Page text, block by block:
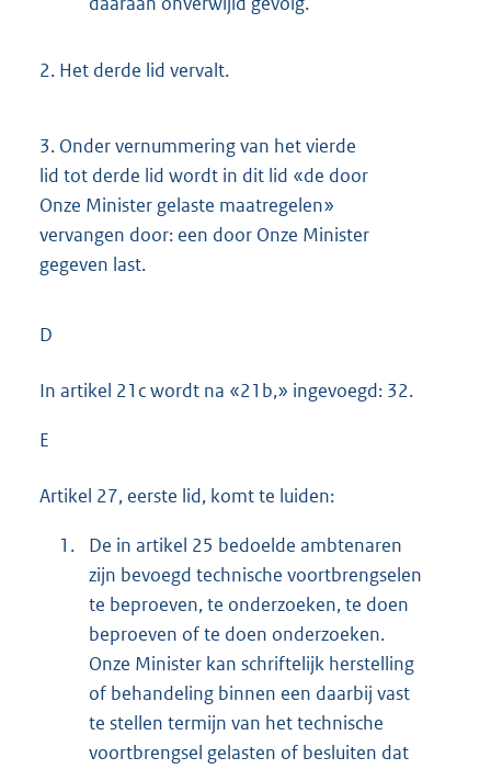
2. Het derde lid vervalt.
3. Onder vernummering van het vierde
lid tot derde lid wordt in dit lid «de door
Onze Minister gelaste maatregelen»
vervangen door: een door Onze Minister
gegeven last.
D
In artikel 21c wordt na «21b,» ingevoegd: 32.
E
Artikel 27, eerste lid, komt te luiden:
1.
De in artikel 25 bedoelde ambtenaren
zijn bevoegd technische voortbrengselen
te beproeven, te onderzoeken, te doen
beproeven of te doen onderzoeken.
Onze Minister kan schriftelijk herstelling
of behandeling binnen een daarbij vast
te stellen termijn van het technische
voortbrengsel gelasten of besluiten dat